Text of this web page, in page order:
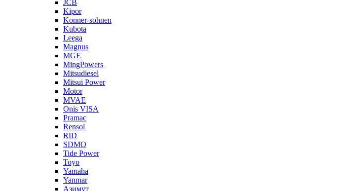
JCB
Kipor
Konner-sohnen
Kubota
Leega
Magnus
MGE
MingPowers
Mitsudiesel
Mitsui Power
Motor
MVAE
Onis VISA
Pramac
Rensol
RID
SDMO
Tide Power
Toyo
Yamaha
Yanmar
Азимут